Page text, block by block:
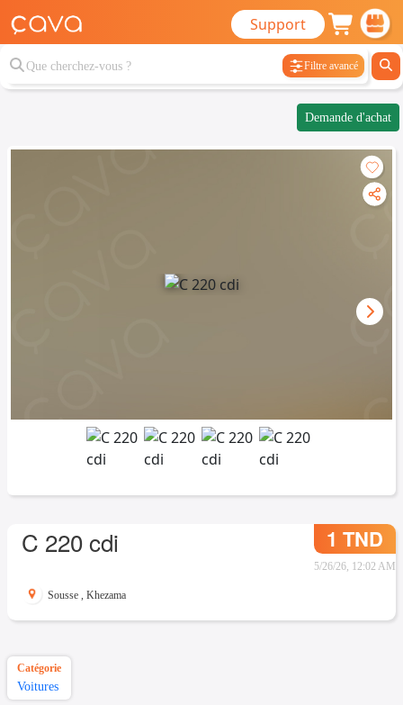
Support
Filtre avancé
Demande d'achat
C 220 cdi 1 TND
5/26/26, 12:02 AM
Sousse , Khezama
Catégorie
Voitures